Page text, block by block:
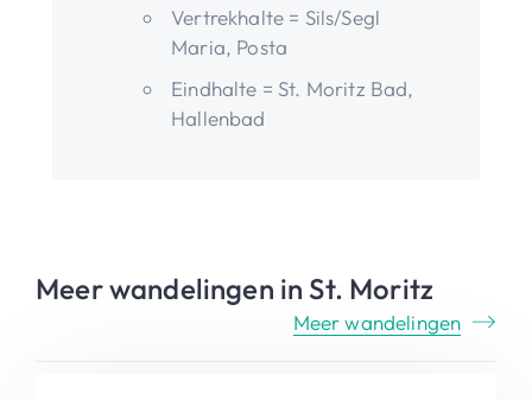
Vertrekhalte = Sils/Segl
Maria, Posta
Eindhalte = St. Moritz Bad,
Hallenbad
Meer wandelingen in St. Moritz
Meer wandelingen